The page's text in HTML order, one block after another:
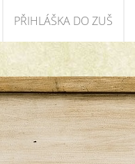
PŘIHLÁŠKA DO ZUŠ